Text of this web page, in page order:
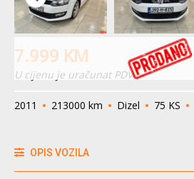
7.999 KM
U cijenu je uračunat PDV
2011 213000 km Dizel 75 KS
OPIS VOZILA